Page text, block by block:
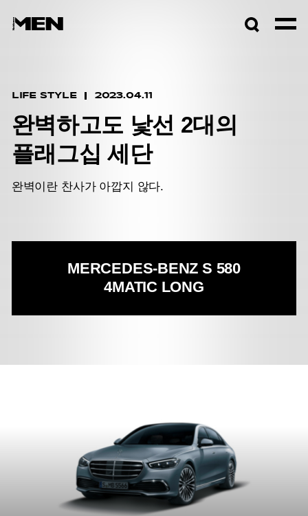
LIFE STYLE 2023.04.11
완벽하고도 낯선 2대의
플래그십 세단
완벽이란 찬사가 아깝지 않다.
MERCEDES-BENZ S 580
4MATIC LONG